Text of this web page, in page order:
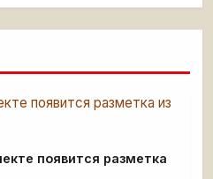
появится разметка